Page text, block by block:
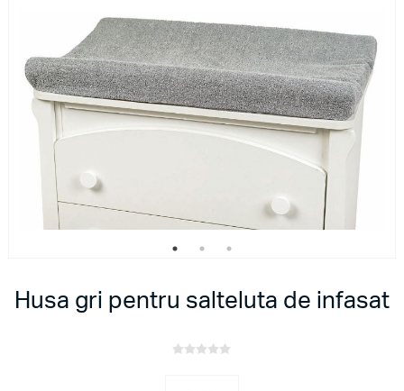
Husa gri pentru salteluta de infasat